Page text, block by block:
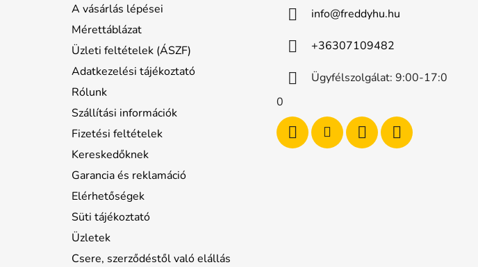
A vásárlás lépései
Mérettáblázat
Üzleti feltételek (ÁSZF)
Adatkezelési tájékoztató
Rólunk
Szállítási információk
Fizetési feltételek
Kereskedőknek
Garancia és reklamáció
Elérhetőségek
Süti tájékoztató
Üzletek
Csere, szerződéstől való elállás
info@freddyhu.hu
+36307109482
Ügyfélszolgálat: 9:00-17:0
0